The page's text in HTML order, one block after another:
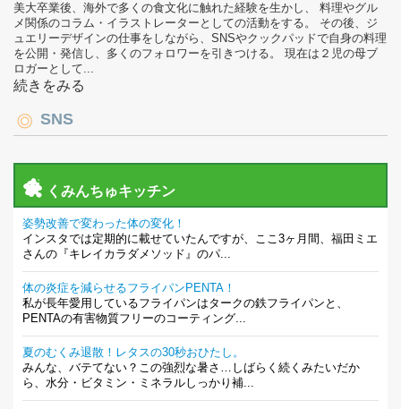
美大卒業後、海外で多くの食文化に触れた経験を生かし、 料理やグル
メ関係のコラム・イラストレーターとしての活動をする。 その後、ジ
ュエリーデザインの仕事をしながら、SNSやクックパッドで自身の料理
を公開・発信し、多くのフォロワーを引きつける。 現在は２児の母ブ
ロガーとして...
続きをみる
SNS
くみんちゅキッチン
姿勢改善で変わった体の変化！
インスタでは定期的に載せていたんですが、ここ3ヶ月間、福田ミエ
さんの『キレイカラダメソッド』のパ...
体の炎症を減らせるフライパンPENTA！
私が長年愛用しているフライパンはタークの鉄フライパンと、
PENTAの有害物質フリーのコーティング...
夏のむくみ退散！レタスの30秒おひたし。
みんな、バテてない？この強烈な暑さ…しばらく続くみたいだか
ら、水分・ビタミン・ミネラルしっかり補...